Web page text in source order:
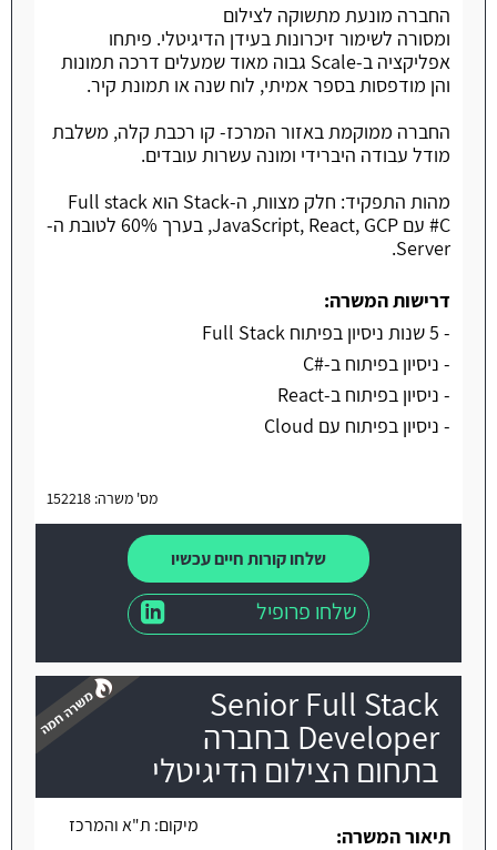
החברה מונעת מתשוקה לצילום
ומסורה לשימור זיכרונות בעידן הדיגיטלי. פיתחו
אפליקציה ב-Scale גבוה מאוד שמעלים דרכה תמונות
והן מודפסות בספר אמיתי, לוח שנה או תמונת קיר.
החברה ממוקמת באזור המרכז- קו רכבת קלה, משלבת
מודל עבודה היברידי ומונה עשרות עובדים.
מהות התפקיד: חלק מצוות, ה-Stack הוא Full stack
C# עם JavaScript, React, GCP, בערך 60% לטובת ה-
Server.
דרישות המשרה:
- 5 שנות ניסיון בפיתוח Full Stack
- ניסיון בפיתוח ב-#C
- ניסיון בפיתוח ב-React
- ניסיון בפיתוח עם Cloud
מס' משרה: 152218
שלחו קורות חיים עכשיו
שלחו פרופיל
Senior Full Stack
Developer בחברה
בתחום הצילום הדיגיטלי
משרה חמה
מיקום: ת"א והמרכז
תיאור המשרה: